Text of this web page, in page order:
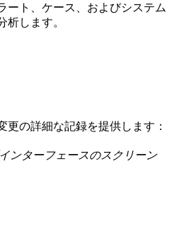
ート、ケース、およびシステム
析します。
更の詳細な記録を提供します：
ンターフェースのスクリーン